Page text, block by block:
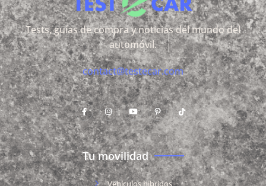
Tests, guías de compra y noticias del mundo del
automóvil.
contact@testecar.com
Tu movilidad
Vehículos híbridos